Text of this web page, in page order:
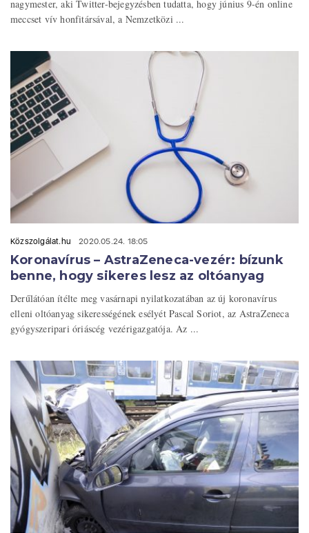
nagymester, aki Twitter-bejegyzésben tudatta, hogy június 9-én online
meccset vív honfitársával, a Nemzetközi ...
Közszolgálat.hu 2020.05.24. 18:05
Koronavírus – AstraZeneca-vezér: bízunk
benne, hogy sikeres lesz az oltóanyag
Derűlátóan ítélte meg vasárnapi nyilatkozatában az új koronavírus
elleni oltóanyag sikerességének esélyét Pascal Soriot, az AstraZeneca
gyógyszeripari óriáscég vezérigazgatója. Az ...